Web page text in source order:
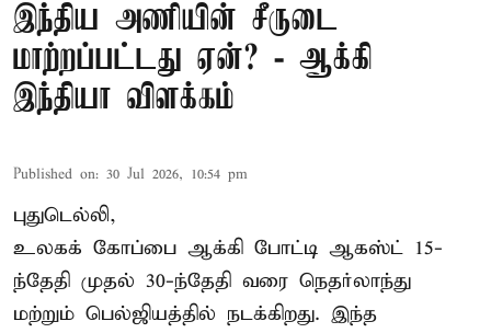
இந்திய அணியின் சீருடை
மாற்றப்பட்டது ஏன்? - ஆக்கி
இந்தியா விளக்கம்
Published on: 30 Jul 2026, 10:54 pm
புதுடெல்லி,
உலகக் கோப்பை ஆக்கி போட்டி ஆகஸ்ட் 15-
ந்தேதி முதல் 30-ந்தேதி வரை நெதர்லாந்து
மற்றும் பெல்ஜியத்தில் நடக்கிறது. இந்த